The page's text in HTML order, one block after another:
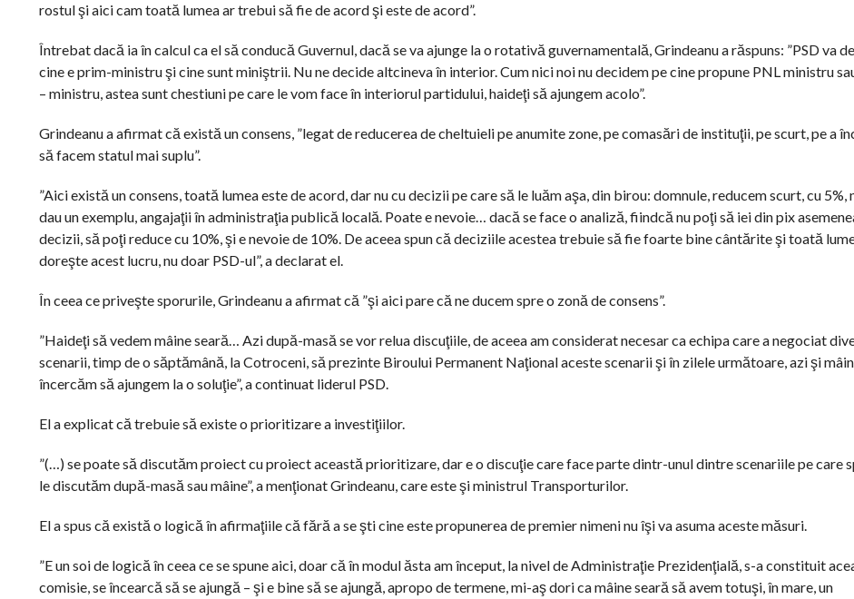
rostul şi aici cam toată lumea ar trebui să fie de acord şi este de acord”.
Întrebat dacă ia în calcul ca el să conducă Guvernul, dacă se va ajunge la o rotativă guvernamentală, Grindeanu a răspuns: ”PSD va
cine e prim-ministru şi cine sunt miniştrii. Nu ne decide altcineva în interior. Cum nici noi nu decidem pe cine propune PNL ministru
– ministru, astea sunt chestiuni pe care le vom face în interiorul partidului, haideţi să ajungem acolo”.
Grindeanu a afirmat că există un consens, ”legat de reducerea de cheltuieli pe anumite zone, pe comasări de instituţii, pe scurt, pe a
să facem statul mai suplu”.
”Aici există un consens, toată lumea este de acord, dar nu cu decizii pe care să le luăm aşa, din birou: domnule, reducem scurt, cu 5%,
dau un exemplu, angajaţii în administraţia publică locală. Poate e nevoie… dacă se face o analiză, fiindcă nu poţi să iei din pix
decizii, să poţi reduce cu 10%, şi e nevoie de 10%. De aceea spun că deciziile acestea trebuie să fie foarte bine cântărite şi toată
doreşte acest lucru, nu doar PSD-ul”, a declarat el.
În ceea ce priveşte sporurile, Grindeanu a afirmat că ”şi aici pare că ne ducem spre o zonă de consens”.
”Haideţi să vedem mâine seară… Azi după-masă se vor relua discuţiile, de aceea am considerat necesar ca echipa care a negociat
scenarii, timp de o săptămână, la Cotroceni, să prezinte Biroului Permanent Naţional aceste scenarii şi în zilele următoare, azi şi
încercăm să ajungem la o soluţie”, a continuat liderul PSD.
El a explicat că trebuie să existe o prioritizare a investiţiilor.
”(…) se poate să discutăm proiect cu proiect această prioritizare, dar e o discuţie care face parte dintr-unul dintre scenariile pe care
le discutăm după-masă sau mâine”, a menţionat Grindeanu, care este şi ministrul Transporturilor.
El a spus că există o logică în afirmaţiile că fără a se şti cine este propunerea de premier nimeni nu îşi va asuma aceste măsuri.
”E un soi de logică în ceea ce se spune aici, doar că în modul ăsta am început, la nivel de Administraţie Prezidenţială, s-a constituit
comisie, se încearcă să se ajungă – şi e bine să se ajungă, apropo de termene, mi-aş dori ca mâine seară să avem totuşi, în mare, un